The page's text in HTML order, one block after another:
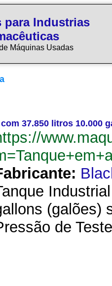
para Industrias
Máquinas Usadas
37.850 litros 10.000
(galões)
de